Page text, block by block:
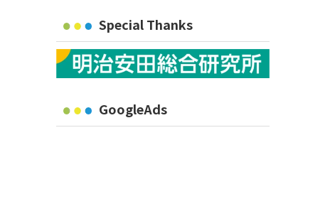
Special Thanks
GoogleAds